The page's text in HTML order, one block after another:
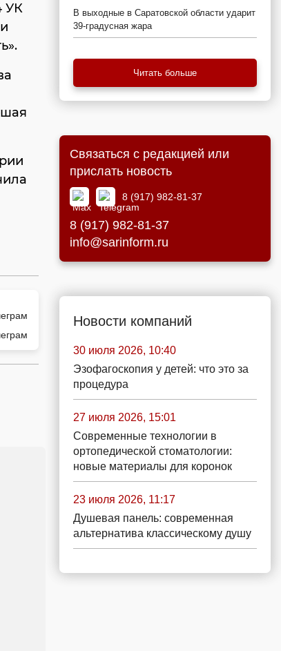
УК
В выходные в Саратовской области ударит
39-градусная жара
Читать больше
Связаться с редакцией или
прислать новость
8 (917) 982-81-37
8 (917) 982-81-37
info@sarinform.ru
Новости компаний
30 июля 2026, 10:40
Эзофагоскопия у детей: что это за
процедура
27 июля 2026, 15:01
Современные технологии в
ортопедической стоматологии:
новые материалы для коронок
23 июля 2026, 11:17
Душевая панель: современная
альтернатива классическому душу